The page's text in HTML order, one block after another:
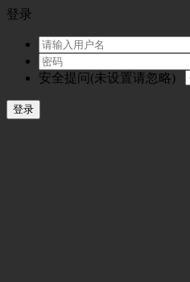
登录
安全提问(未设置请忽略)
登录